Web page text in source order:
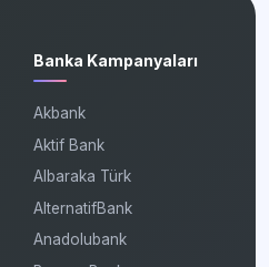
Banka Kampanyaları
Akbank
Aktif Bank
Albaraka Türk
AlternatifBank
Anadolubank